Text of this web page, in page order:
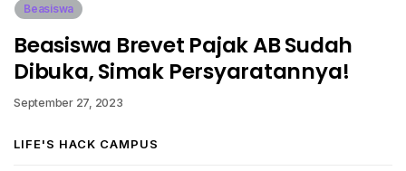
Beasiswa
Beasiswa Brevet Pajak AB Sudah
Dibuka, Simak Persyaratannya!
September 27, 2023
LIFE'S HACK CAMPUS